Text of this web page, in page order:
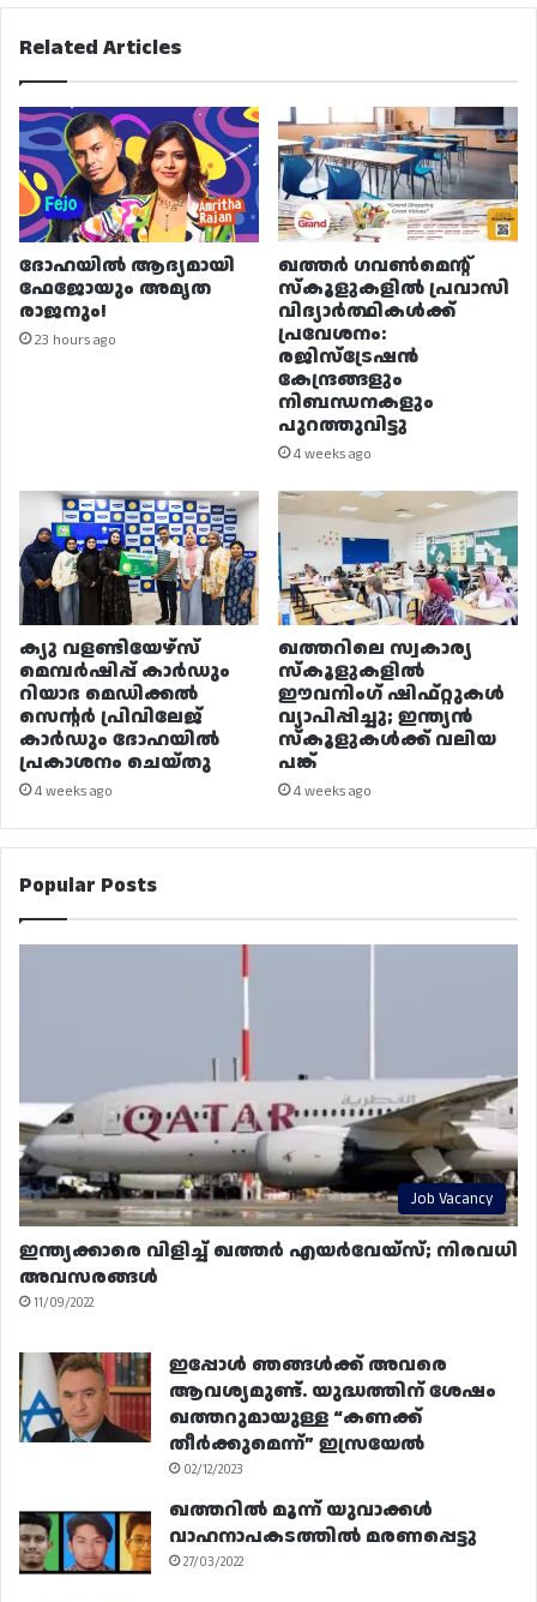
Related Articles
ദോഹയിൽ ആദ്യമായി
ഫേജോയും അമൃത
രാജനും!
23 hours ago
ഖത്തർ ഗവൺമെന്റ്
സ്കൂളുകളിൽ പ്രവാസി
വിദ്യാർത്ഥികൾക്ക്
പ്രവേശനം:
രജിസ്ട്രേഷൻ
കേന്ദ്രങ്ങളും
നിബന്ധനകളും
പുറത്തുവിട്ടു
4 weeks ago
ക്യു വളണ്ടിയേഴ്‌സ്
മെമ്പർഷിപ്പ് കാർഡും
റിയാദ മെഡിക്കൽ
സെന്റർ പ്രിവിലേജ്
കാർഡും ദോഹയിൽ
പ്രകാശനം ചെയ്തു
4 weeks ago
ഖത്തറിലെ സ്വകാര്യ
സ്കൂളുകളിൽ
ഈവനിംഗ് ഷിഫ്റ്റുകൾ
വ്യാപിപ്പിച്ചു; ഇന്ത്യൻ
സ്കൂളുകൾക്ക് വലിയ
പങ്ക്
4 weeks ago
Popular Posts
Job Vacancy
ഇന്ത്യക്കാരെ വിളിച്ച് ഖത്തർ എയർവേയ്‌സ്; നിരവധി
അവസരങ്ങൾ
11/09/2022
ഇപ്പോൾ ഞങ്ങൾക്ക് അവരെ
ആവശ്യമുണ്ട്. യുദ്ധത്തിന് ശേഷം
ഖത്തറുമായുള്ള “കണക്ക്
തീർക്കുമെന്ന്” ഇസ്രയേൽ
02/12/2023
ഖത്തറിൽ മൂന്ന് യുവാക്കൾ
വാഹനാപകടത്തിൽ മരണപ്പെട്ടു
27/03/2022